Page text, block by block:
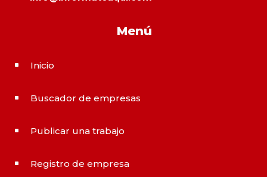
Menú
^ Inicio
^ Buscador de empresas
^ Publicar una trabajo
^ Registro de empresa